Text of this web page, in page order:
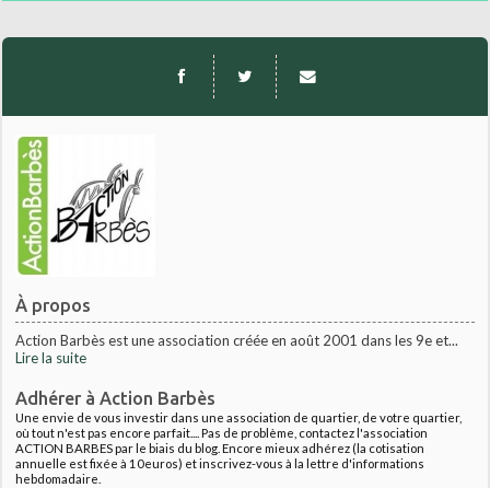
À propos
Action Barbès est une association créée en août 2001 dans les 9e et...
Lire la suite
Adhérer à Action Barbès
Une envie de vous investir dans une association de quartier, de votre quartier,
où tout n'est pas encore parfait.... Pas de problème, contactez l'association
ACTION BARBES par le biais du blog. Encore mieux adhérez (la cotisation
annuelle est fixée à 10euros) et inscrivez-vous à la lettre d'informations
hebdomadaire.